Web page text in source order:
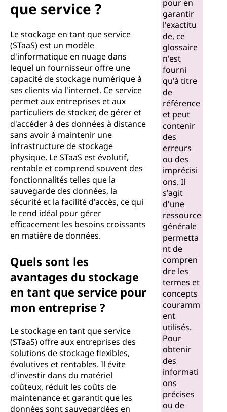
que service ?
Le stockage en tant que service
(STaaS) est un modèle
d'informatique en nuage dans
lequel un fournisseur offre une
capacité de stockage numérique à
ses clients via l'internet. Ce service
permet aux entreprises et aux
particuliers de stocker, de gérer et
d'accéder à des données à distance
sans avoir à maintenir une
infrastructure de stockage
physique. Le STaaS est évolutif,
rentable et comprend souvent des
fonctionnalités telles que la
sauvegarde des données, la
sécurité et la facilité d'accès, ce qui
le rend idéal pour gérer
efficacement les besoins croissants
en matière de données.
Quels sont les
avantages du stockage
en tant que service pour
mon entreprise ?
Le stockage en tant que service
(STaaS) offre aux entreprises des
solutions de stockage flexibles,
évolutives et rentables. Il évite
d'investir dans du matériel
coûteux, réduit les coûts de
maintenance et garantit que les
données sont sauvegardées en
pour en
garantir
l'exactitu
de, ce
glossaire
n'est
fourni
qu'à titre
de
référence
et peut
contenir
des
erreurs
ou des
imprécisi
ons. Il
s'agit
d'une
ressource
générale
permetta
nt de
compren
dre les
termes et
concepts
couramm
ent
utilisés.
Pour
obtenir
des
informati
ons
précises
ou de